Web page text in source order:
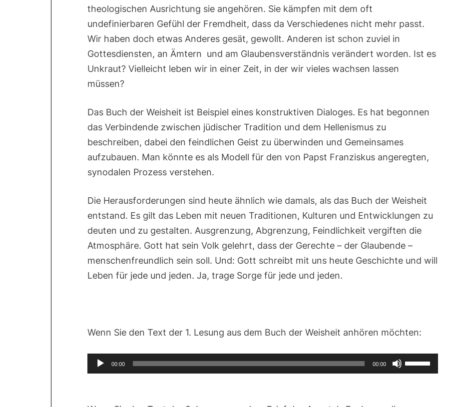
theologischen Ausrichtung sie angehören. Sie kämpfen mit dem oft
undefinierbaren Gefühl der Fremdheit, dass da Verschiedenes nicht mehr passt.
Wir haben doch etwas Anderes gesät, gewollt. Anderen ist schon zuviel in
Gottesdiensten, an Ämtern und am Glaubensverständnis verändert worden. Ist es
Unkraut? Vielleicht leben wir in einer Zeit, in der wir vieles wachsen lassen
müssen?
Das Buch der Weisheit ist Beispiel eines konstruktiven Dialoges. Es hat begonnen
das Verbindende zwischen jüdischer Tradition und dem Hellenismus zu
beschreiben, dabei den feindlichen Geist zu überwinden und Gemeinsames
aufzubauen. Man könnte es als Modell für den von Papst Franziskus angeregten,
synodalen Prozess verstehen.
Die Herausforderungen sind heute ähnlich wie damals, als das Buch der Weisheit
entstand. Es gilt das Leben mit neuen Traditionen, Kulturen und Entwicklungen zu
deuten und zu gestalten. Ausgrenzung, Abgrenzung, Feindlichkeit vergiften die
Atmosphäre. Gott hat sein Volk gelehrt, dass der Gerechte – der Glaubende –
menschenfreundlich sein soll. Und: Gott schreibt mit uns heute Geschichte und will
Leben für jede und jeden. Ja, trage Sorge für jede und jeden.
Wenn Sie den Text der 1. Lesung aus dem Buch der Weisheit anhören möchten:
Audio-
Player
00:00 00:00
Pfeiltasten
Hoch/Runter